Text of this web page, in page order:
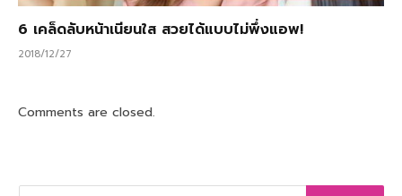
6 เคล็ดลับหน้าเนียนใส สวยได้แบบไม่พึ่งแอพ!
2018/12/27
Comments are closed.